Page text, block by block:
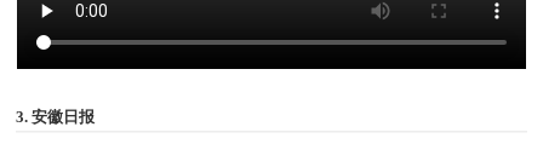
3. 安徽日报